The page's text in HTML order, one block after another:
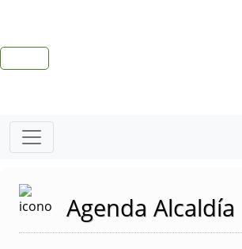
Agenda Alcaldía